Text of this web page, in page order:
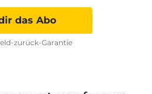
das Abo
zurück-Garantie